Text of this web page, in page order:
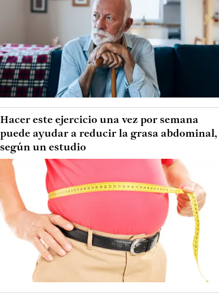
Hacer este ejercicio una vez por semana
puede ayudar a reducir la grasa abdominal,
según un estudio